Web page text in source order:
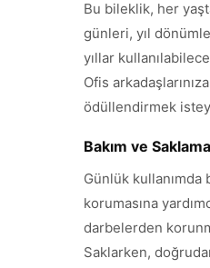
Bu bileklik, her
günleri, yıl
yıllar
Ofis
ödüllendirmek
Bakım ve Saklama
Günlük
korumasına
darbelerden
Saklarken,